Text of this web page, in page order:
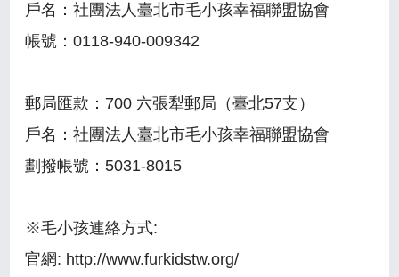
戶名：社團法人臺北市毛小孩幸福聯盟協會
帳號：0118-940-009342
郵局匯款：700 六張犁郵局（臺北57支）
戶名：社團法人臺北市毛小孩幸福聯盟協會
劃撥帳號：5031-8015
※毛小孩連絡方式:
官網: http://www.furkidstw.org/